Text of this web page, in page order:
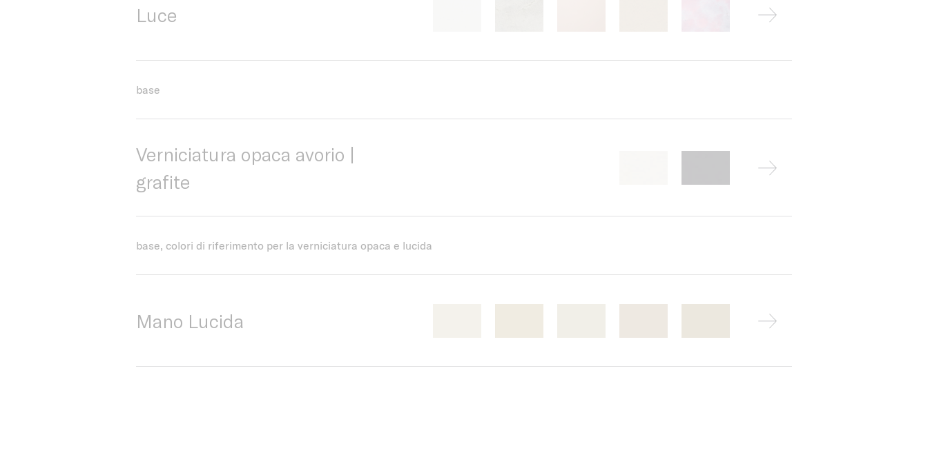
Luce
base
Verniciatura opaca avorio |
grafite
base, colori di riferimento per la verniciatura opaca e lucida
Mano Lucida